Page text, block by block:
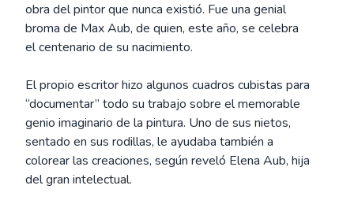
obra del pintor que nunca existió. Fue una genial
broma de Max Aub, de quien, este año, se celebra
el centenario de su nacimiento.
El propio escritor hizo algunos cuadros cubistas para
“documentar” todo su trabajo sobre el memorable
genio imaginario de la pintura. Uno de sus nietos,
sentado en sus rodillas, le ayudaba también a
colorear las creaciones, según reveló Elena Aub, hija
del gran intelectual.